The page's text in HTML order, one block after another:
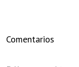
Comentarios